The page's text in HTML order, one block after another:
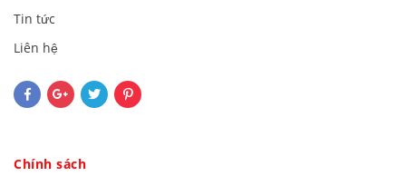
Tin tức
Liên hệ
Chính sách